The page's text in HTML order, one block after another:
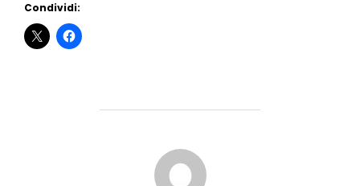
Condividi:
AUTORE DELL'ARTICOLO